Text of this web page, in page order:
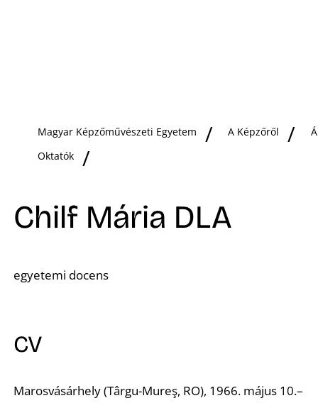
Magyar Képzőművészeti Egyetem A Képzőről
Oktatók
Chilf Mária DLA
egyetemi docens
CV
Marosvásárhely (Târgu-Mureş, RO), 1966. május 10.–